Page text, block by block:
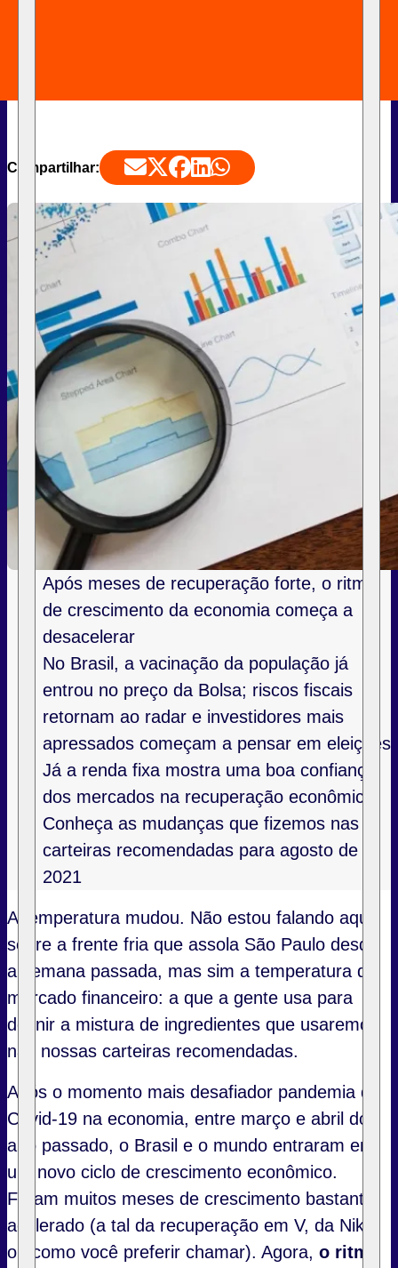
Compartilhar:
Após meses de recuperação forte, o ritmo
de crescimento da economia começa a
desacelerar
No Brasil, a vacinação da população já
entrou no preço da Bolsa; riscos fiscais
retornam ao radar e investidores mais
apressados começam a pensar em eleições
Já a renda fixa mostra uma boa confiança
dos mercados na recuperação econômica
Conheça as mudanças que fizemos nas
carteiras recomendadas para agosto de
2021
A temperatura mudou. Não estou falando aqui
sobre a frente fria que assola São Paulo desde
a semana passada, mas sim a temperatura do
mercado financeiro: a que a gente usa para
definir a mistura de ingredientes que usaremos
nas nossas carteiras recomendadas.
Após o momento mais desafiador pandemia de
Covid-19 na economia, entre março e abril do
ano passado, o Brasil e o mundo entraram em
um novo ciclo de crescimento econômico.
Foram muitos meses de crescimento bastante
acelerado (a tal da recuperação em V, da Nike,
ou como você preferir chamar). Agora, o ritmo